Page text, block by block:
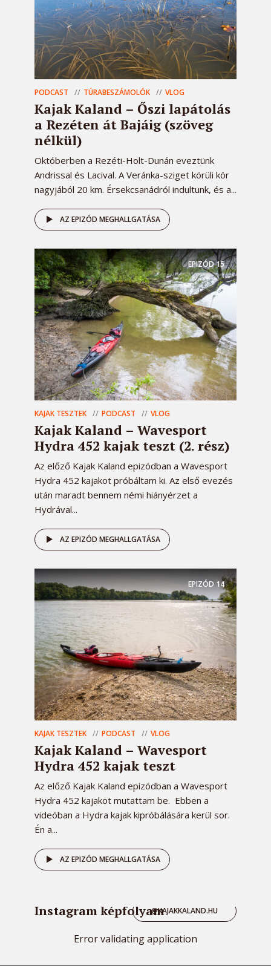
PODCAST TÚRABESZÁMOLÓK VLOG
Kajak Kaland – Őszi lapátolás
a Rezéten át Bajáig (szöveg
nélkül)
Októberben a Rezéti-Holt-Dunán eveztünk
Andrissal és Lacival. A Veránka-sziget körüli kör
nagyjából 20 km. Érsekcsanádról indultunk, és a...
AZ EPIZÓD MEGHALLGATÁSA
EPIZÓD15
KAJAK TESZTEK PODCAST VLOG
Kajak Kaland – Wavesport
Hydra 452 kajak teszt (2. rész)
Az előző Kajak Kaland epizódban a Wavesport
Hydra 452 kajakot próbáltam ki. Az első evezés
után maradt bennem némi hiányérzet a
Hydrával...
AZ EPIZÓD MEGHALLGATÁSA
EPIZÓD14
KAJAK TESZTEK PODCAST VLOG
Kajak Kaland – Wavesport
Hydra 452 kajak teszt
Az előző Kajak Kaland epizódban a Wavesport
Hydra 452 kajakot mutattam be. Ebben a
videóban a Hydra kajak kipróbálására kerül sor.
Én a...
AZ EPIZÓD MEGHALLGATÁSA
Instagram képfolyam@KAJAKKALAND.HU
Error validating application